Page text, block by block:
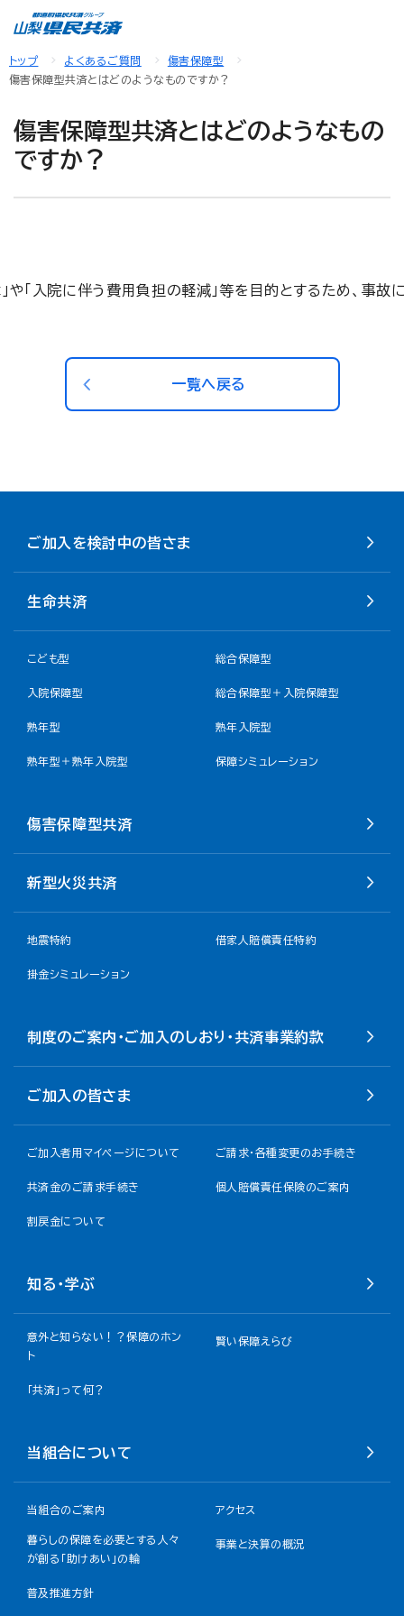
トップ よくあるご質問
傷害保障型
傷害保障型共済とはどのようなものですか？
傷害保障型共済とはどのようなもの
ですか？
「入院に伴う費用負担の軽減」等を目的とするため、事故
一覧へ戻る
ご加入を検討中の皆さま
生命共済
こども型 総合保障型
入院保障型 総合保障型＋入院保障型
熟年型 熟年入院型
熟年型＋熟年入院型 保障シミュレーション
傷害保障型共済
新型火災共済
地震特約 借家人賠償責任特約
掛金シミュレーション
制度のご案内・ご加入のしおり・共済事業約款
ご加入の皆さま
ご加入者用マイページについて ご請求・各種変更のお手続き
共済金のご請求手続き 個人賠償責任保険のご案内
割戻金について​
知る・学ぶ
意外と知らない！？保障のホン
ト
賢い保障えらび
「共済」って何？
当組合について
当組合のご案内 アクセス
暮らしの保障を必要とする人々
が創る「助けあい」の輪
事業と決算の概況
普及推進方針